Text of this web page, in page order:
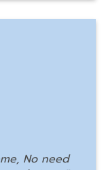
No need